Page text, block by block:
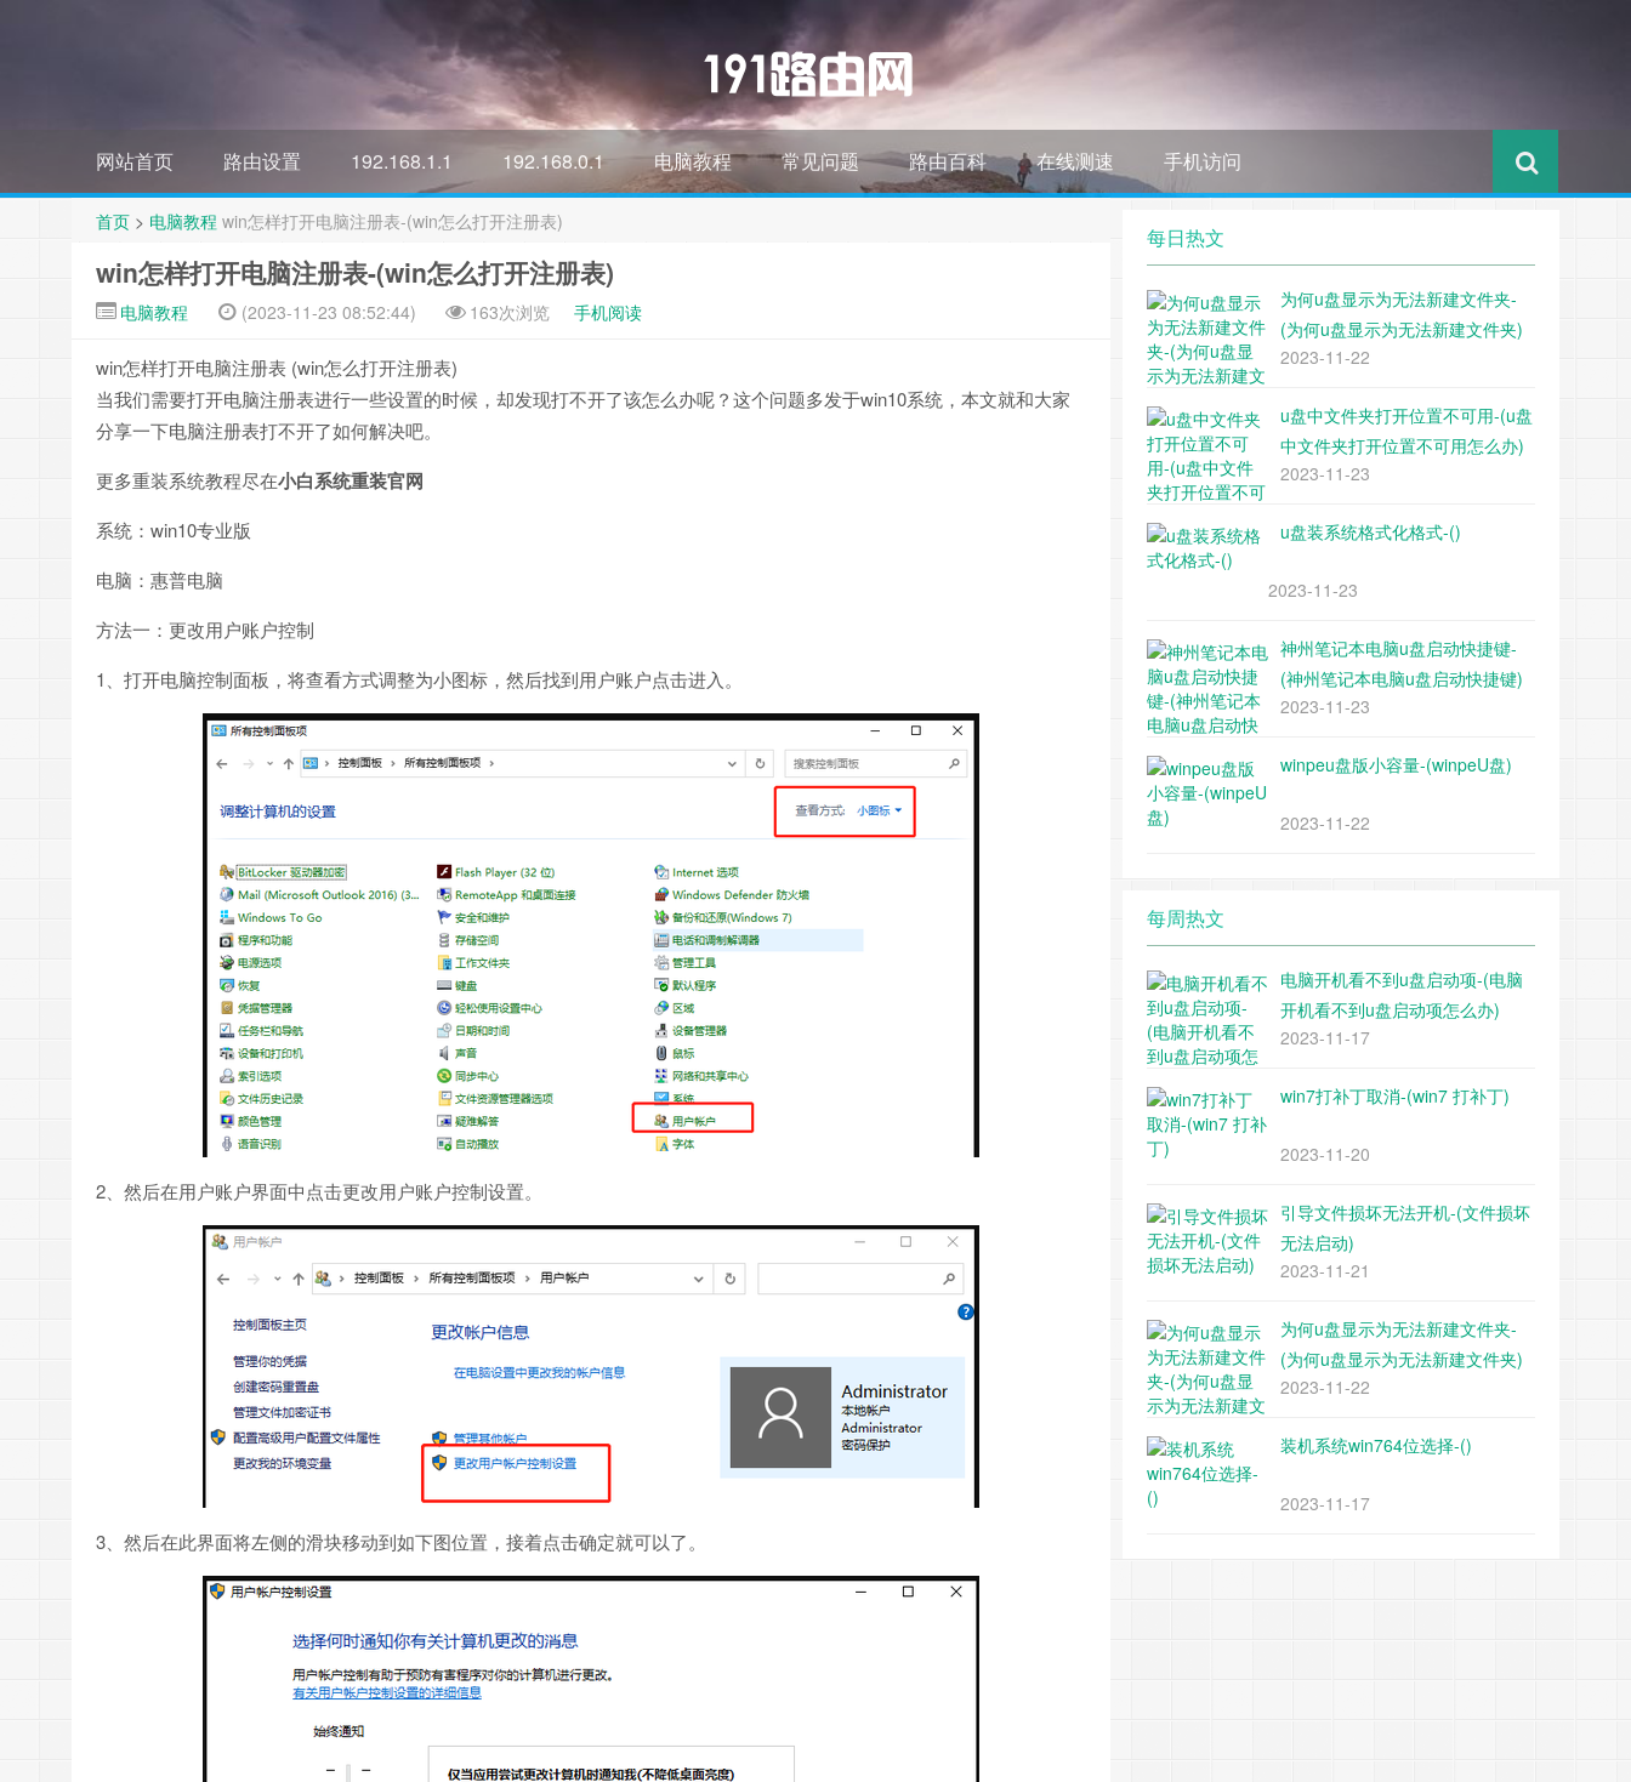
网站首页 路由设置 192.168.1.1 192.168.0.1 电脑教程 常见问题 路由百科 在线测速 手机访问
首页 > 电脑教程 win怎样打开电脑注册表-(win怎么打开注册表)
win怎样打开电脑注册表-(win怎么打开注册表)
电脑教程 (2023-11-23 08:52:44) 163次浏览 手机阅读
win怎样打开电脑注册表 (win怎么打开注册表)
当我们需要打开电脑注册表进行一些设置的时候，却发现打不开了该怎么办呢？这个问题多发于win10系统，本文就和大家
分享一下电脑注册表打不开了如何解决吧。
更多重装系统教程尽在小白系统重装官网
系统：win10专业版
电脑：惠普电脑
方法一：更改用户账户控制
1、打开电脑控制面板，将查看方式调整为小图标，然后找到用户账户点击进入。
2、然后在用户账户界面中点击更改用户账户控制设置。
3、然后在此界面将左侧的滑块移动到如下图位置，接着点击确定就可以了。
每日热文
为何u盘显示为无法新建文件夹-
(为何u盘显示为无法新建文件夹)
2023-11-22
u盘中文件夹打开位置不可用-(u盘
中文件夹打开位置不可用怎么办)
2023-11-23
u盘装系统格式化格式-()
2023-11-23
神州笔记本电脑u盘启动快捷键-
(神州笔记本电脑u盘启动快捷键)
2023-11-23
winpeu盘版小容量-(winpeU盘)
2023-11-22
每周热文
电脑开机看不到u盘启动项-(电脑
开机看不到u盘启动项怎么办)
2023-11-17
win7打补丁取消-(win7 打补丁)
2023-11-20
引导文件损坏无法开机-(文件损坏
无法启动)
2023-11-21
为何u盘显示为无法新建文件夹-
(为何u盘显示为无法新建文件夹)
2023-11-22
装机系统win764位选择-()
2023-11-17